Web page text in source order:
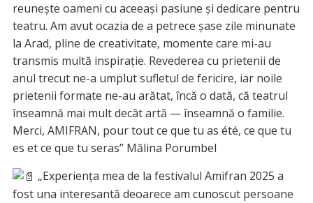
reunește oameni cu aceeași pasiune și dedicare pentru
teatru. Am avut ocazia de a petrece șase zile minunate
la Arad, pline de creativitate, momente care mi-au
transmis multă inspirație. Revederea cu prietenii de
anul trecut ne-a umplut sufletul de fericire, iar noile
prietenii formate ne-au arătat, încă o dată, că teatrul
înseamnă mai mult decât artă — înseamnă o familie.
Merci, AMIFRAN, pour tout ce que tu as été, ce que tu
es et ce que tu seras” Mălina Porumbel
„Experiența mea de la festivalul Amifran 2025 a
fost una interesantă deoarece am cunoscut persoane